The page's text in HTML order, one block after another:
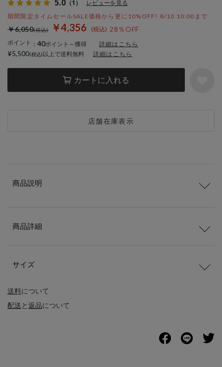
5.0 （1） レビューを見る
期間限定タイムセールSALE価格から更に10%OFF! 8/10 10:00まで
￥4,356 28％OFF
￥6,050
ポイント ： 40ポイント～獲得 詳細はこちら
カートに入れる
店舗在庫表示
¥5,500 以上で送料無料 詳細はこちら
送料について
配送と返品について
商品説明
商品詳細
サイズ